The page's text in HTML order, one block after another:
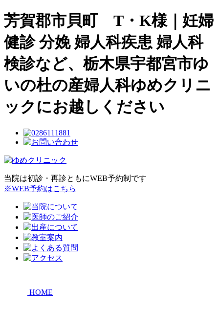
芳賀郡市貝町 T・K様｜妊婦
健診 分娩 婦人科疾患 婦人科
検診など、栃木県宇都宮市ゆ
いの杜の産婦人科ゆめクリニ
ックにお越しください
当院は初診・再診ともにWEB予約制です
※WEB予約はこちら
HOME